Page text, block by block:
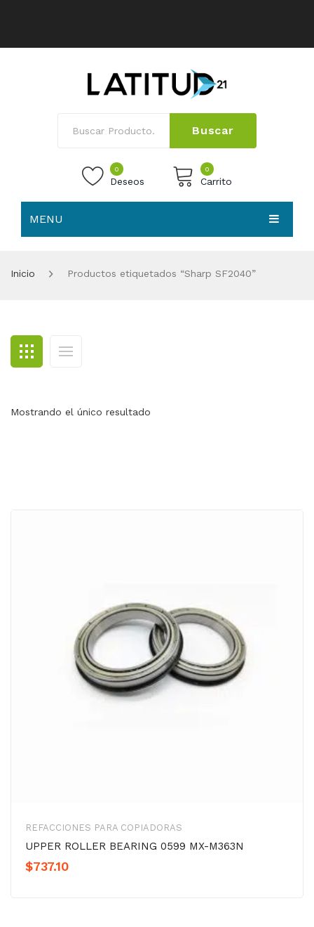
Buscar
0
Deseos
0
Carrito
MENU
BLOG
CONTACTO
Inicio Productos etiquetados “Sharp SF2040”
Mostrando el único resultado
REFACCIONES PARA COPIADORAS
UPPER ROLLER BEARING 0599 MX-M363N
$737.10